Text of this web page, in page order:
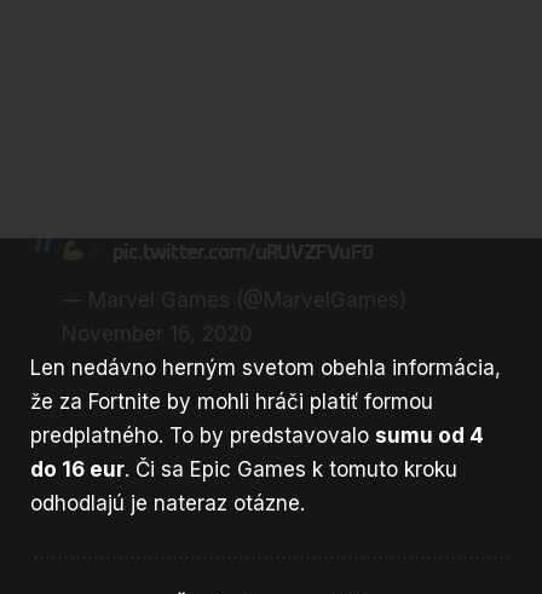
Len nedávno herným svetom obehla informácia,
že za Fortnite by mohli hráči platiť formou
predplatného. To by predstavovalo sumu od 4
do 16 eur. Či sa Epic Games k tomuto kroku
odhodlajú je nateraz otázne.